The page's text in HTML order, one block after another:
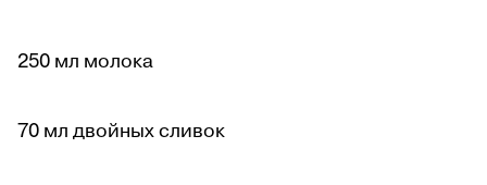
250 мл молока
70 мл двойных сливок